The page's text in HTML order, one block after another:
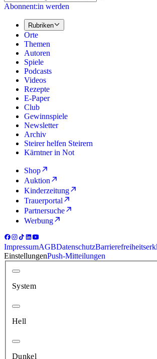
Abonnent:in werden
Rubriken
Orte
Themen
Autoren
Spiele
Podcasts
Videos
Rezepte
E-Paper
Club
Gewinnspiele
Newsletter
Archiv
Steirer helfen Steirern
Kärntner in Not
Shop
Auktion
Kinderzeitung
Trauerportal
Partnersuche
Werbung
ImpressumAGBDatenschutz
EinstellungenPush-Mitteilungen
System
Hell
Dunkel